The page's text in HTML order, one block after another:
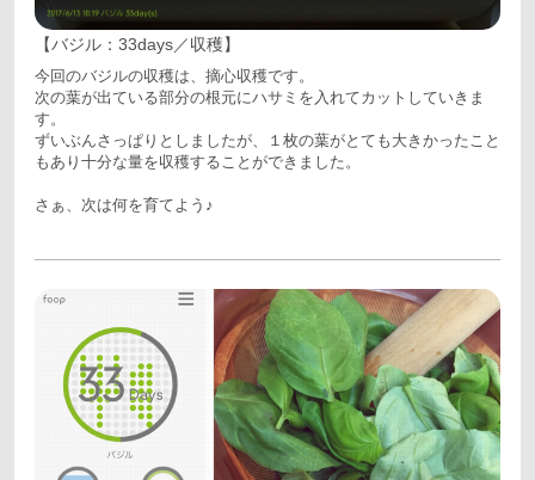
【バジル：33days／収穫】
今回のバジルの収穫は、摘心収穫です。
次の葉が出ている部分の根元にハサミを入れてカットしていきま
す。
ずいぶんさっぱりとしましたが、１枚の葉がとても大きかったこと
もあり十分な量を収穫することができました。
さぁ、次は何を育てよう♪